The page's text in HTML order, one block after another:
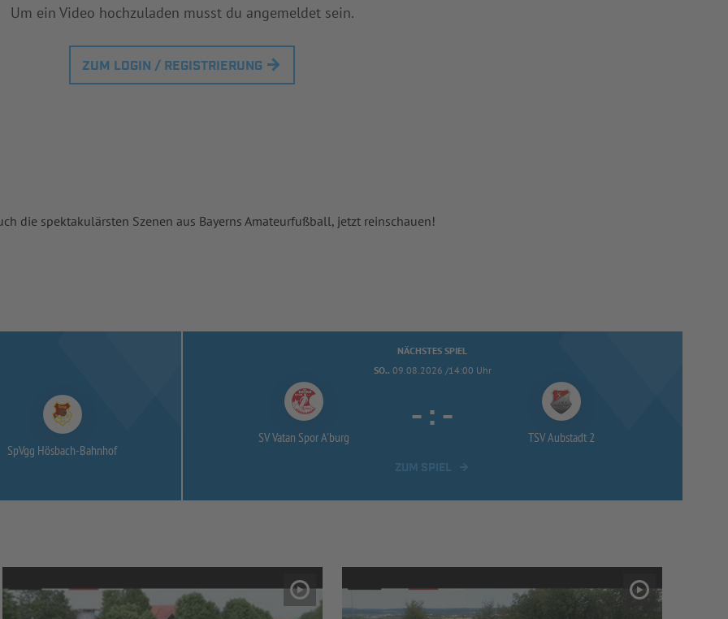
Um ein Video hochzuladen musst du angemeldet sein.
ZUM LOGIN / REGISTRIERUNG
die spektakulärsten Szenen aus Bayerns Amateurfußball, jetzt reinschauen!
SpVgg Hösbach-Bahnhof
NÄCHSTES SPIEL
SO.. 09.08.2026 /14:00 Uhr
SV Vatan Spor A'burg
- : -
TSV Aubstadt 2